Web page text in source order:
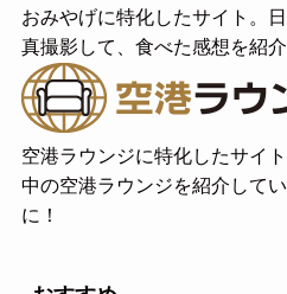
おみやげに特化したサイト。
真撮影して、食べた感想を紹介
空港ラウンジに特化したサイ
中の空港ラウンジを紹介して
に！